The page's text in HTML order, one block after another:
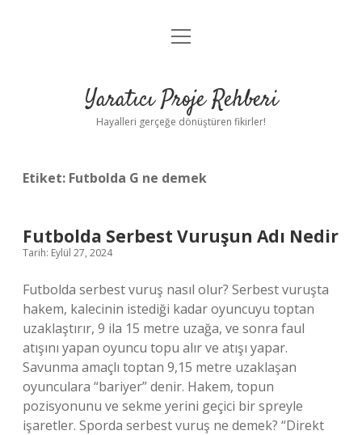
Anasayfa
Yasal Uyarı
menüyü
Yaratıcı Proje Rehberi
Hayalleri gerçeğe dönüştüren fikirler!
Etiket: Futbolda G ne demek
Futbolda Serbest Vuruşun Adı Nedir
Tarih: Eylül 27, 2024
Futbolda serbest vuruş nasıl olur? Serbest vuruşta
hakem, kalecinin istediği kadar oyuncuyu toptan
uzaklaştırır, 9 ila 15 metre uzağa, ve sonra faul
atışını yapan oyuncu topu alır ve atışı yapar.
Savunma amaçlı toptan 9,15 metre uzaklaşan
oyunculara “bariyer” denir. Hakem, topun
pozisyonunu ve sekme yerini geçici bir spreyle
işaretler. Sporda serbest vuruş ne demek? “Direkt